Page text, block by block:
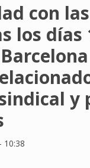
con las
los días
y
10:38